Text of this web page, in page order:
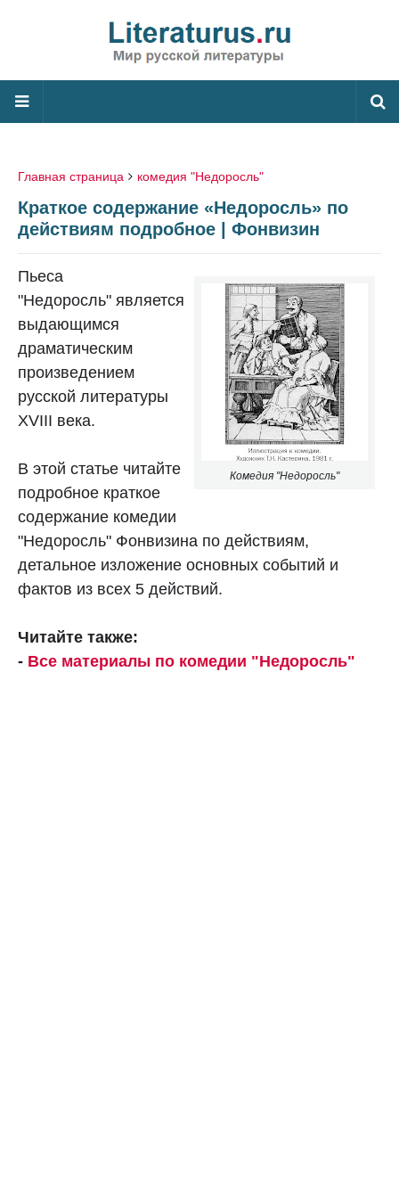
Главная страница комедия "Недоросль"
Краткое содержание «Недоросль» по
действиям подробное | Фонвизин
Комедия "Недоросль"
Пьеса
"Недоросль" является
выдающимся
драматическим
произведением
русской литературы
XVIII века.
В этой статье читайте
подробное краткое
содержание комедии
"Недоросль" Фонвизина по действиям,
детальное изложение основных событий и
фактов из всех 5 действий.
Читайте также:
- Все материалы по комедии "Недоросль"